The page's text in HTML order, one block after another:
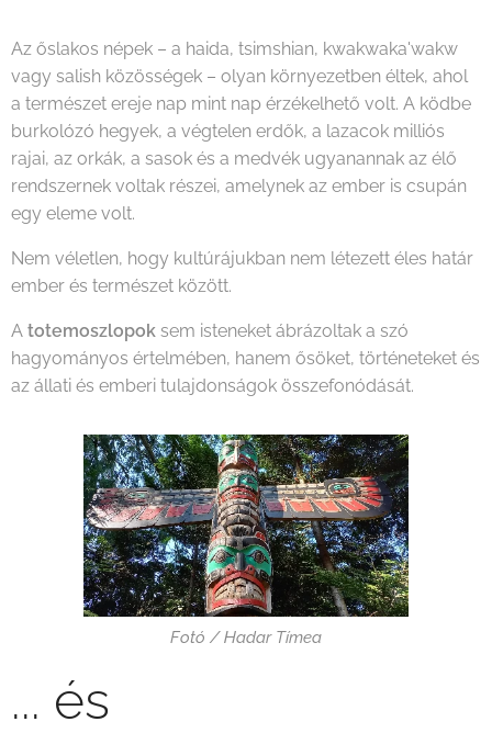
Az őslakos népek – a haida, tsimshian, kwakwaka'wakw
vagy salish közösségek – olyan környezetben éltek, ahol
a természet ereje nap mint nap érzékelhető volt. A ködbe
burkolózó hegyek, a végtelen erdők, a lazacok milliós
rajai, az orkák, a sasok és a medvék ugyanannak az élő
rendszernek voltak részei, amelynek az ember is csupán
egy eleme volt.
Nem véletlen, hogy kultúrájukban nem létezett éles határ
ember és természet között.
A totemoszlopok sem isteneket ábrázoltak a szó
hagyományos értelmében, hanem ősöket, történeteket és
az állati és emberi tulajdonságok összefonódását.
Fotó / Hadar Tímea
... és